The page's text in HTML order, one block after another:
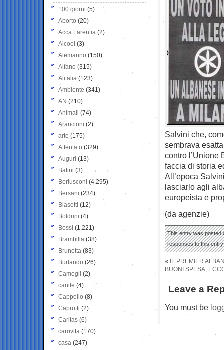
Salvini che,
sembrava
contro l’Unione
faccia di storia
All’epoca
lasciarlo agli
europeista e
(da agenzie)
This entry was posted
responses to this
«
IL PREMIER
BUONI SPESA,
Leave a
You must be
100 giorni (5)
Aborto (20)
Acca Larentia (2)
Alcool (3)
Alemanno (150)
Alfano (315)
Alitalia (123)
Ambiente (341)
AN (210)
Animali (74)
Arancioni (2)
arte (175)
Attentato (329)
Auguri (13)
Batini (3)
Berlusconi (4.295)
Bersani (234)
Biasotti (12)
Boldrini (4)
Bossi (1.221)
Brambilla (38)
Brunetta (83)
Burlando (26)
Camogli (2)
canile (4)
Cappello (8)
Caprotti (2)
Caritas (6)
carovita (170)
casa (247)